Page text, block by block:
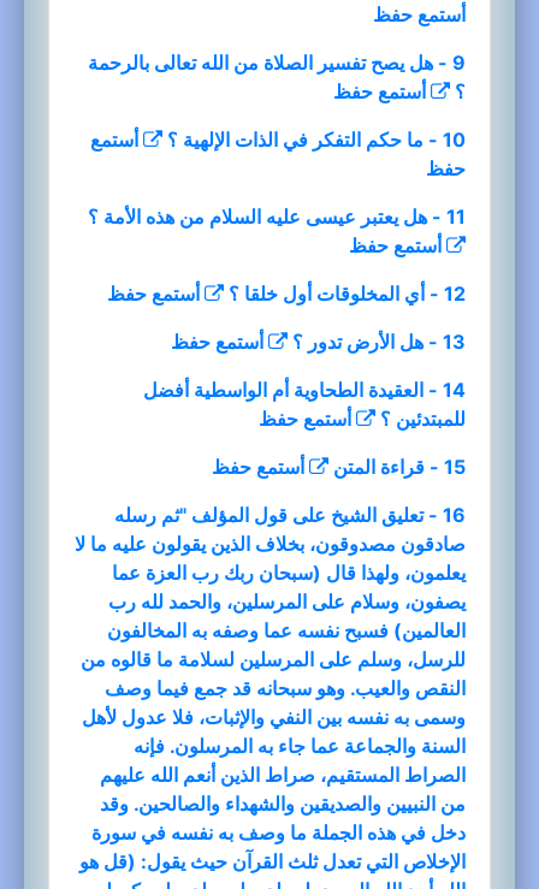
أستمع حفظ
9 - هل يصح تفسير الصلاة من الله تعالى بالرحمة
؟
أستمع حفظ
10 - ما حكم التفكر في الذات الإلهية ؟
أستمع
حفظ
11 - هل يعتبر عيسى عليه السلام من هذه الأمة ؟
أستمع حفظ
12 - أي المخلوقات أول خلقا ؟
أستمع حفظ
13 - هل الأرض تدور ؟
أستمع حفظ
14 - العقيدة الطحاوية أم الواسطية أفضل
للمبتدئين ؟
أستمع حفظ
15 - قراءة المتن
أستمع حفظ
16 - تعليق الشيخ على قول المؤلف "ثم رسله
صادقون مصدوقون، بخلاف الذين يقولون عليه ما لا
يعلمون، ولهذا قال (سبحان ربك رب العزة عما
يصفون، وسلام على المرسلين، والحمد لله رب
العالمين) فسبح نفسه عما وصفه به المخالفون
للرسل، وسلم على المرسلين لسلامة ما قالوه من
النقص والعيب. وهو سبحانه قد جمع فيما وصف
وسمى به نفسه بين النفي والإثبات، فلا عدول لأهل
السنة والجماعة عما جاء به المرسلون. فإنه
الصراط المستقيم، صراط الذين أنعم الله عليهم
من النبيين والصديقين والشهداء والصالحين. وقد
دخل في هذه الجملة ما وصف به نفسه في سورة
الإخلاص التي تعدل ثلث القرآن حيث يقول: (قل هو